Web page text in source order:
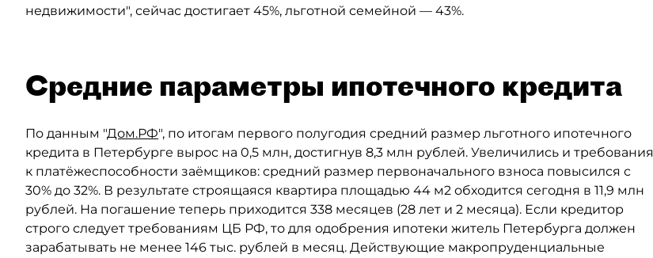
недвижимости", сейчас достигает 45%, льготной семейной — 43%.
Средние параметры ипотечного кредита
По данным "Дом.РФ", по итогам первого полугодия средний размер льготного ипотечного
кредита в Петербурге вырос на 0,5 млн, достигнув 8,3 млн рублей. Увеличились и требования
к платёжеспособности заёмщиков: средний размер первоначального взноса повысился с
30% до 32%. В результате строящаяся квартира площадью 44 м2 обходится сегодня в 11,9 млн
рублей. На погашение теперь приходится 338 месяцев (28 лет и 2 месяца). Если кредитор
строго следует требованиям ЦБ РФ, то для одобрения ипотеки житель Петербурга должен
зарабатывать не менее 146 тыс. рублей в месяц. Действующие макропруденциальные